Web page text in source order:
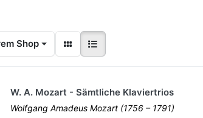
Shop
W. A. Mozart - Sämtliche Klaviertrios
Wolfgang Amadeus Mozart (1756 – 1791)